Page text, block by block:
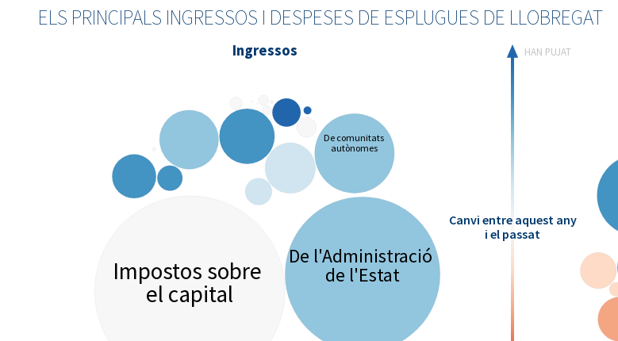
ELS PRINCIPALS INGRESSOS I DESPESES DE ESPLUGUES DE LLOBREGAT
Ingressos
Impostos sobre
el capital
De l'Administració
de l'Estat
De comunitats
autònomes
Canvi entre aquest any
i el passat
HAN PUJAT